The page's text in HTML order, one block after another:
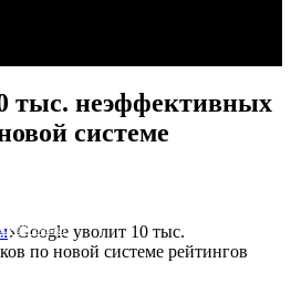
тыс. неэффективных
системе
облако
Google уволит 10 тыс.
по новой системе рейтингов